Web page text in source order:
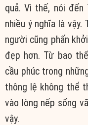
quả. Vì thế, nói
nhiều ý nghĩa là
người cũng phấn
đẹp hơn. Từ bao
cầu phúc trong
thông lệ không thể
vào lòng nếp sống
vậy.